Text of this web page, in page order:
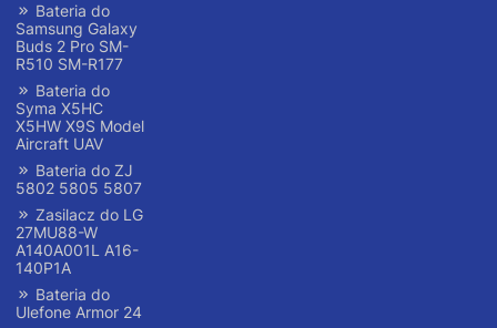
Bateria do
Samsung Galaxy
Buds 2 Pro SM-
R510 SM-R177
Bateria do
Syma X5HC
X5HW X9S Model
Aircraft UAV
Bateria do ZJ
5802 5805 5807
Zasilacz do LG
27MU88-W
A140A001L A16-
140P1A
Bateria do
Ulefone Armor 24